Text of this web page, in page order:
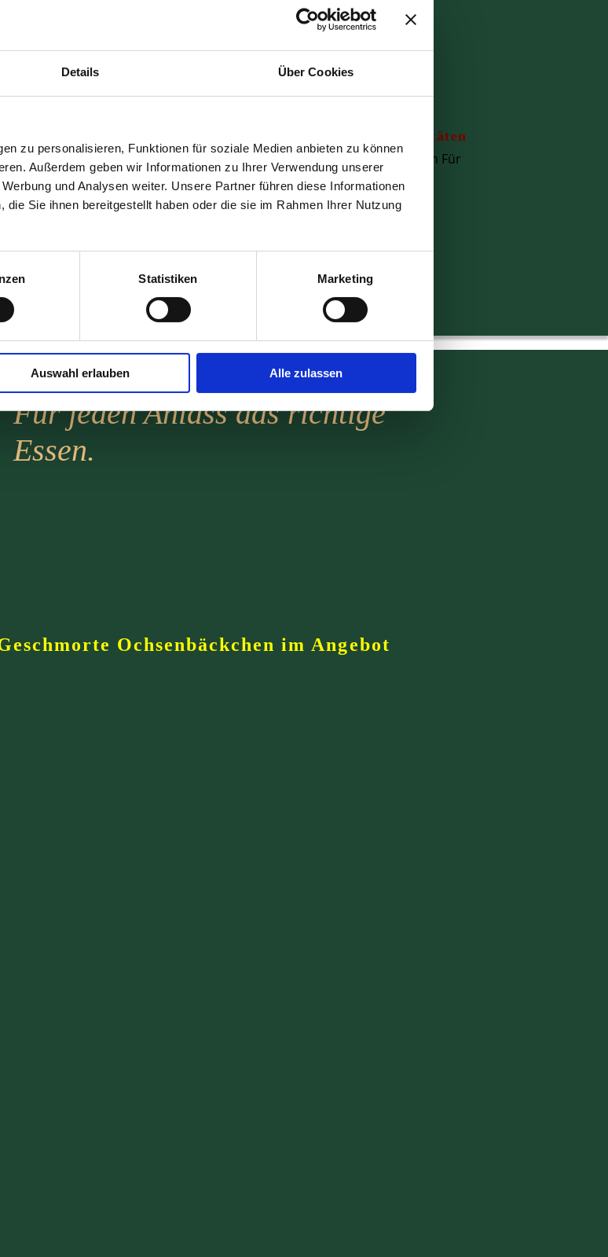
Details Über Cookies
zu personalisieren, Funktionen für soziale Medien anbieten zu können
Außerdem geben wir Informationen zu Ihrer Verwendung unserer
und Analysen weiter. Unsere Partner führen diese Informationen
Sie ihnen bereitgestellt haben oder die sie im Rahmen Ihrer Nutzung
Statistiken Marketing
Auswahl erlauben Alle zulassen
Für jeden Anlass das richtige
Essen.
Ochsenbäckchen im Angebot
und Vielfalt für jedenAnlass.
Spezialitäten
Für Frauen Für
Männer